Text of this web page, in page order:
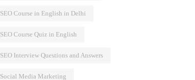
SEO Course in English in Delhi
SEO Course Quiz in English
SEO Interview Questions and Answers
Social Media Marketing